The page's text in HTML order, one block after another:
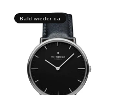
Bald wieder da